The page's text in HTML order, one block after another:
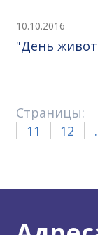
10.10.2016
"День
Страницы:
11
12